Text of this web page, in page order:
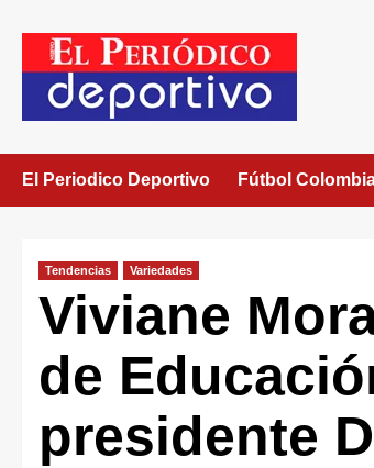
El Periodico Deportivo Fútbol
Tendencias Variedades
Viviane
de
presidente